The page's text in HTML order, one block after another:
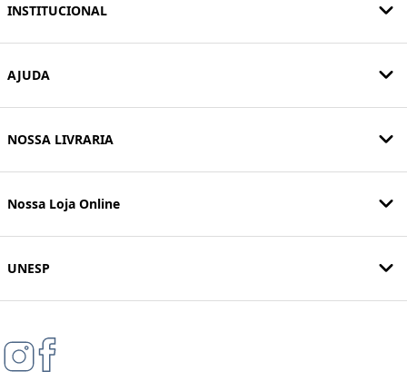
INSTITUCIONAL
AJUDA
NOSSA LIVRARIA
Nossa Loja Online
UNESP